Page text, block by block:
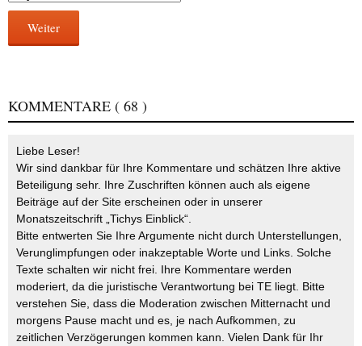
Weiter
KOMMENTARE ( 68 )
Liebe Leser!
Wir sind dankbar für Ihre Kommentare und schätzen Ihre aktive
Beteiligung sehr. Ihre Zuschriften können auch als eigene
Beiträge auf der Site erscheinen oder in unserer
Monatszeitschrift „Tichys Einblick“.
Bitte entwerten Sie Ihre Argumente nicht durch Unterstellungen,
Verunglimpfungen oder inakzeptable Worte und Links. Solche
Texte schalten wir nicht frei. Ihre Kommentare werden
moderiert, da die juristische Verantwortung bei TE liegt. Bitte
verstehen Sie, dass die Moderation zwischen Mitternacht und
morgens Pause macht und es, je nach Aufkommen, zu
zeitlichen Verzögerungen kommen kann. Vielen Dank für Ihr